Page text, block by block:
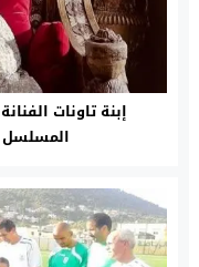
إبنة تاونات
المسلسل